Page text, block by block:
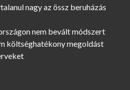
nagy az össz beruházás
nem bevált módszert
költséghatékony megoldást